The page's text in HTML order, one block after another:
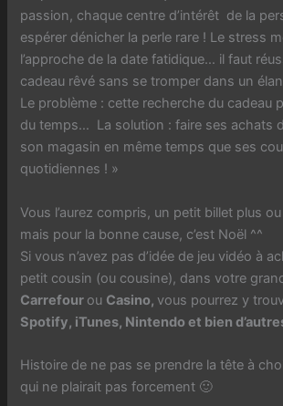
passion, chaque centre d’intérêt de la
espérer dénicher la perle rare ! Le stress
l’approche de la date fatidique… il faut
cadeau rêvé sans se tromper dans un
Le problème : cette recherche du cadeau
du temps… La solution : faire ses achats
son magasin en même temps que ses
quotidiennes ! »
Vous l’aurez compris, un petit billet plus
mais pour la bonne cause, c’est Noël ^^
Si vous n’avez pas d’idée de jeu vidéo à
petit cousin (ou cousine), dans votre
Carrefour ou Casino,vous pourrez y
Spotify, iTunes, Nintendo et bien
Histoire de ne pas se prendre la tête à
qui ne plairait pas forcement 🙂